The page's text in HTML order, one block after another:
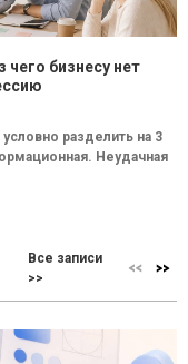
бизнесу нет
разделить на 3
Неудачная
Все записи
>>